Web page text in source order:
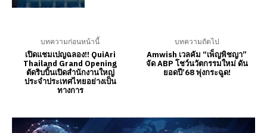
บทความก่อนหน้านี้
เปิดแชมเปญฉลอง!! QuiAri
Thailand Grand Opening
ตัดริบบิ้นเปิดสำนักงานใหญ่
ประจำประเทศไทยอย่างเป็น
ทางการ
บทความถัดไป
Amwish เวลคัม “เพ็ญพิชญา”
จัด ABP โชว์นวัตกรรมใหม่ ดัน
ยอดปี’68 พุ่งกระฉูด!